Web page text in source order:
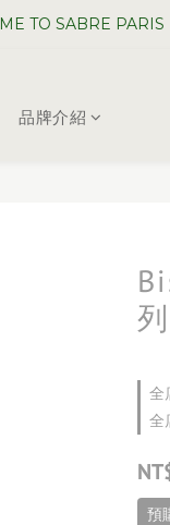
TO SABRE PARIS
TO SABRE PARIS
TO SABRE PARIS
品牌介紹
全
全
預